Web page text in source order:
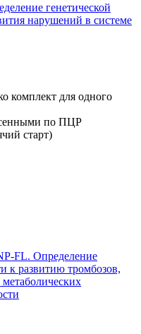
генетической
нарушений в системе
FL. Определение
к развитию тромбозов,